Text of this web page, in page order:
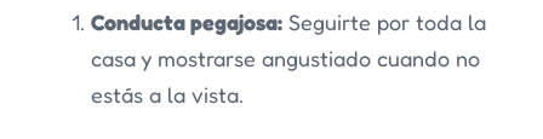
Conducta pegajosa: Seguirte por toda la
casa y mostrarse angustiado cuando no
estás a la vista.